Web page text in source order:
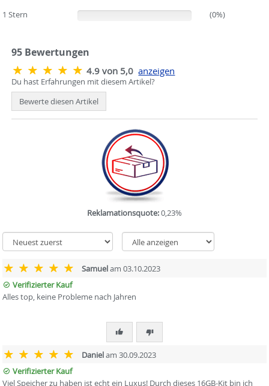
1 Stern
(0%)
95 Bewertungen
4.9 von 5,0 anzeigen
Du hast Erfahrungen mit diesem Artikel?
Bewerte diesen Artikel
Reklamationsquote:0,23%
Samuelam 03.10.2023
Verifizierter Kauf
Alles top, keine Probleme nach Jahren
Danielam 30.09.2023
Verifizierter Kauf
Viel Speicher zu haben ist echt ein Luxus! Durch dieses 16GB-Kit bin ich